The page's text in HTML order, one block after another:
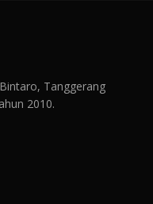
Tanggerang
2010.